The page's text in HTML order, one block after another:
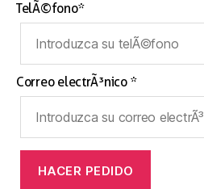
TelÃ©fono*
Correo electrÃ³nico *